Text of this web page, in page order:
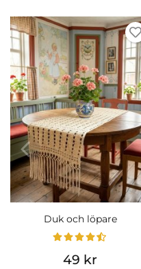
Duk och löpare
49 kr